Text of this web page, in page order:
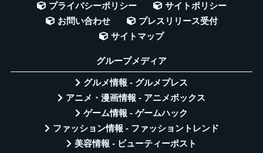
プライバシーポリシー
サイトポリシー
お問い合わせ
プレスリリース受付
サイトマップ
グループメディア
グルメ情報 - グルメプレス
アニメ・漫画情報 - アニメボックス
ゲーム情報 - ゲームハック
ファッション情報 - ファッショントレンド
美容情報 - ビューティーポスト